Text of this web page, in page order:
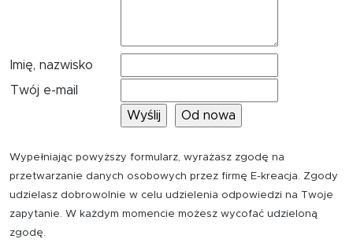
Imię, nazwisko
Twój e-mail
Wypełniając powyższy formularz, wyrażasz zgodę na
przetwarzanie danych osobowych przez firmę E-kreacja. Zgody
udzielasz dobrowolnie w celu udzielenia odpowiedzi na Twoje
zapytanie. W każdym momencie możesz wycofać udzieloną
zgodę.